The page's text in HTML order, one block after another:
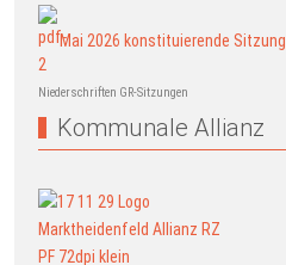
Mai 2026 konstituierende Sitzung
Niederschriften GR-Sitzungen
Kommunale Allianz